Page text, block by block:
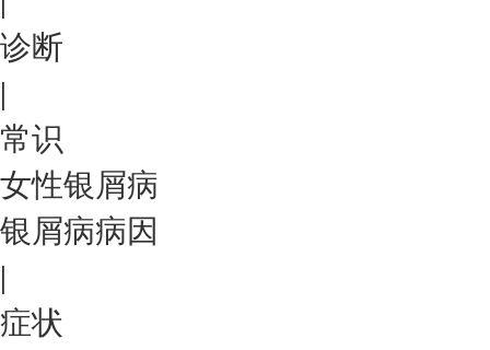
诊断
|
常识
女性银屑病
银屑病病因
|
症状